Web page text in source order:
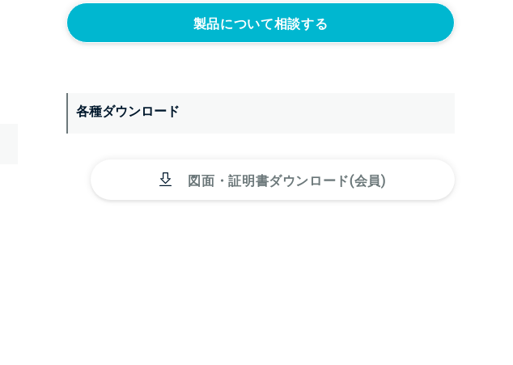
製品について相談する
各種ダウンロード
図面・証明書ダウンロード(会員)